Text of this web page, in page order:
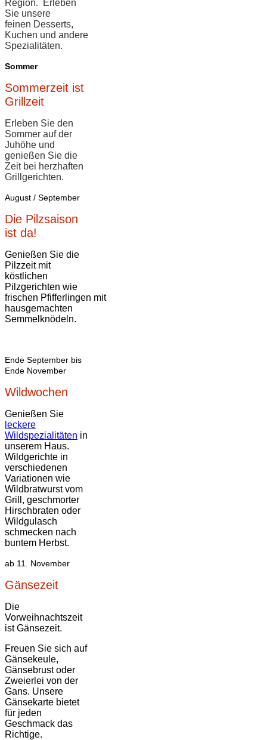
Region. ​Erleben
Sie unsere
feinen Desserts,
Kuchen und andere
Spezialitäten.
Sommer
Sommerzeit ist
Grillzeit
Erleben Sie den
Sommer auf der
Juhöhe und
genießen Sie die
Zeit bei herzhaften
Grillgerichten.
August / September
Die Pilzsaison
ist da!
Genießen Sie die
Pilzzeit mit
köstlichen
Pilzgerichten wie
frischen Pfifferlingen mit
hausgemachten
Semmelknödeln.
Ende September bis
Ende November
Wildwochen
Genießen Sie
leckere
Wildspezialitäten in
unserem Haus.
Wildgerichte in
verschiedenen
Variationen wie
Wildbratwurst vom
Grill, geschmorter
Hirschbraten oder
Wildgulasch
schmecken nach
buntem Herbst.
ab 11. November
Gänsezeit
Die
Vorweihnachtszeit
ist Gänsezeit.
Freuen Sie sich auf
Gänsekeule,
Gänsebrust oder
Zweierlei von der
Gans. Unsere
Gänsekarte bietet
für jeden
Geschmack das
Richtige.